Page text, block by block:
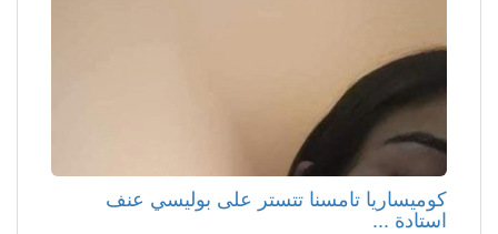
كوميساريا تامسنا تتستر على بوليسي عنف
استادة ...